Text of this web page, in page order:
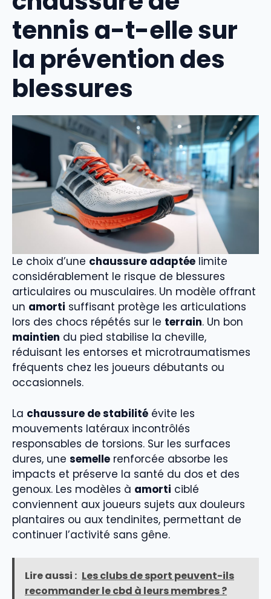
tennis a-t-elle sur
la prévention des
blessures
Le choix d’une chaussure adaptée limite
considérablement le risque de blessures
articulaires ou musculaires. Un modèle offrant
un amorti suffisant protège les articulations
lors des chocs répétés sur le terrain. Un bon
maintien du pied stabilise la cheville,
réduisant les entorses et microtraumatismes
fréquents chez les joueurs débutants ou
occasionnels.
La chaussure de stabilité évite les
mouvements latéraux incontrôlés
responsables de torsions. Sur les surfaces
dures, une semelle renforcée absorbe les
impacts et préserve la santé du dos et des
genoux. Les modèles à amorti ciblé
conviennent aux joueurs sujets aux douleurs
plantaires ou aux tendinites, permettant de
continuer l’activité sans gêne.
Lire aussi : Les clubs de sport peuvent-ils
recommander le cbd à leurs membres ?